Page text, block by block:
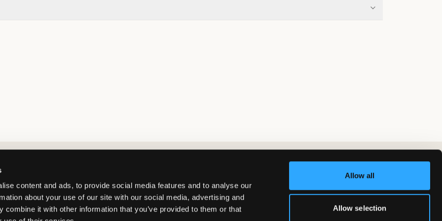
content and ads, to provide social media features and to analyse our
about your use of our site with our social media, advertising and
combine it with other information that you’ve provided to them or that
Allow all
Allow selection